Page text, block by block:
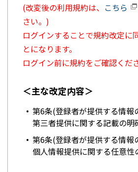
(改変後の利用規約は、 こちら
さい。)
ログインすることで規約改定に
とになります。
ログイン前に規約をご確認くだ
＜主な改定内容＞
第6条(登録者が提供する情報
第三者提供に関する記載の明
第6条(登録者が提供する情報
個人情報提供に関する任意性